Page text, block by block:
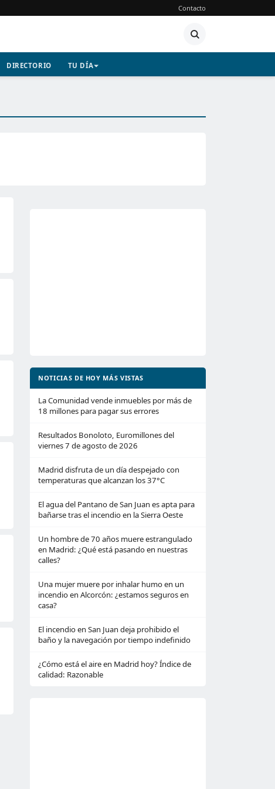
Contacto
DIRECTORIO TU DÍA
NOTICIAS DE HOY MÁS VISTAS
La Comunidad vende inmuebles por más de
18 millones para pagar sus errores
Resultados Bonoloto, Euromillones del
viernes 7 de agosto de 2026
Madrid disfruta de un día despejado con
temperaturas que alcanzan los 37°C
El agua del Pantano de San Juan es apta para
bañarse tras el incendio en la Sierra Oeste
Un hombre de 70 años muere estrangulado
en Madrid: ¿Qué está pasando en nuestras
calles?
Una mujer muere por inhalar humo en un
incendio en Alcorcón: ¿estamos seguros en
casa?
El incendio en San Juan deja prohibido el
baño y la navegación por tiempo indefinido
¿Cómo está el aire en Madrid hoy? Índice de
calidad: Razonable